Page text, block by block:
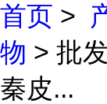
首页 >
物 > 批
秦皮...